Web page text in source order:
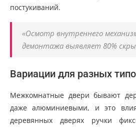
постукиваний.
«Осмотр внутреннего
демонтажа выявляет 80%
Вариации для разных
Межкомнатные двери бывают
даже алюминиевыми, и это
деревянных дверях ручки